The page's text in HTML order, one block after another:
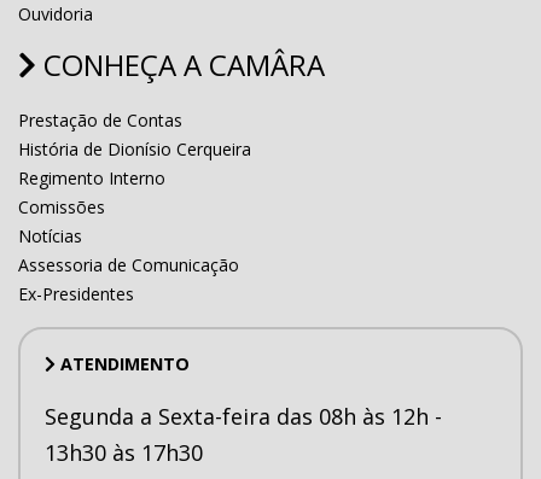
Ouvidoria
CONHEÇA A CAMÂRA
Prestação de Contas
História de Dionísio Cerqueira
Regimento Interno
Comissões
Notícias
Assessoria de Comunicação
Ex-Presidentes
ATENDIMENTO
Segunda a Sexta-feira das 08h às 12h -
13h30 às 17h30